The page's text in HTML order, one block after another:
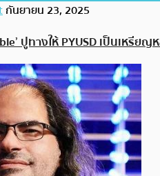
กันยายน 23, 2025
ปูทางให้ PYUSD เป็นเหรียญ